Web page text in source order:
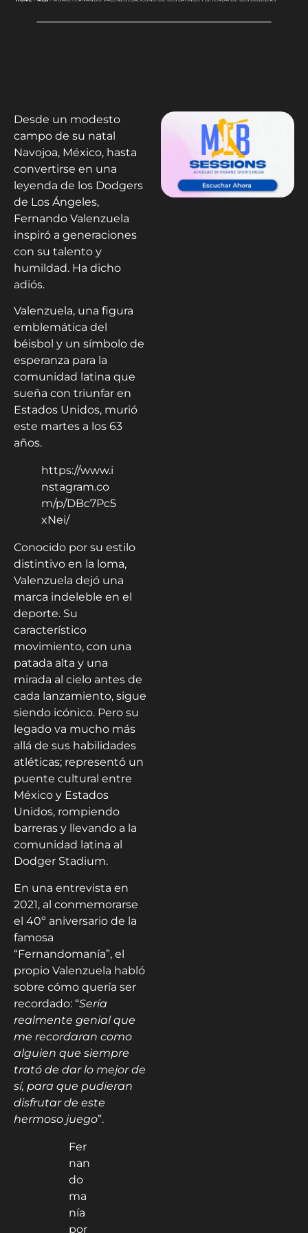
Desde un modesto
campo de su natal
Navojoa, México, hasta
convertirse en una
leyenda de los Dodgers
de Los Ángeles,
Fernando Valenzuela
inspiró a generaciones
con su talento y
humildad. Ha dicho
adiós.
Valenzuela, una figura
emblemática del
béisbol y un símbolo de
esperanza para la
comunidad latina que
sueña con triunfar en
Estados Unidos, murió
este martes a los 63
años.
https://www.i
nstagram.co
m/p/DBc7Pc5
xNei/
Conocido por su estilo
distintivo en la loma,
Valenzuela dejó una
marca indeleble en el
deporte. Su
característico
movimiento, con una
patada alta y una
mirada al cielo antes de
cada lanzamiento, sigue
siendo icónico. Pero su
legado va mucho más
allá de sus habilidades
atléticas; representó un
puente cultural entre
México y Estados
Unidos, rompiendo
barreras y llevando a la
comunidad latina al
Dodger Stadium.
En una entrevista en
2021, al conmemorarse
el 40º aniversario de la
famosa
“Fernandomanía”, el
propio Valenzuela habló
sobre cómo quería ser
recordado: “Sería
realmente genial que
me recordaran como
alguien que siempre
trató de dar lo mejor de
sí, para que pudieran
disfrutar de este
hermoso juego”.
Fer
nan
do
ma
nía
por